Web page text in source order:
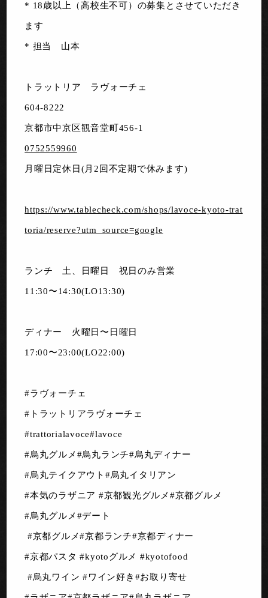
* 18歳以上（高校生不可）の募集とさせていただき
ます
* 担当 山本
トラットリア ラヴォーチェ
604-8222
京都市中京区観音堂町456-1
0752559960
月曜日定休日(月2回不定期で休みます)
https://www.tablecheck.com/shops/lavoce-kyoto-trat
toria/reserve?utm_source=google
ランチ 土、日曜日 祝日のみ営業
11:30〜14:30(LO13:30)
ディナー 火曜日〜日曜日
17:00〜23:00(LO22:00)
#ラヴォーチェ
#トラットリアラヴォーチェ
#trattorialavoce#lavoce
#烏丸グルメ#烏丸ランチ#烏丸ディナー
#烏丸テイクアウト#烏丸イタリアン
#本気のラザニア #京都観光グルメ#京都グルメ
#烏丸グルメ#デート
#京都グルメ#京都ランチ#京都ディナー
#京都パスタ #kyotoグルメ #kyotofood
#烏丸ワイン #ワイン好き#お取り寄せ